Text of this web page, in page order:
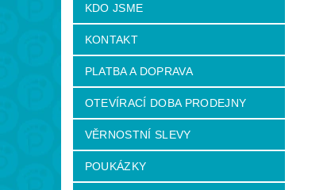
KDO JSME
KONTAKT
PLATBA A DOPRAVA
OTEVÍRACÍ DOBA PRODEJNY
VĚRNOSTNÍ SLEVY
POUKÁZKY